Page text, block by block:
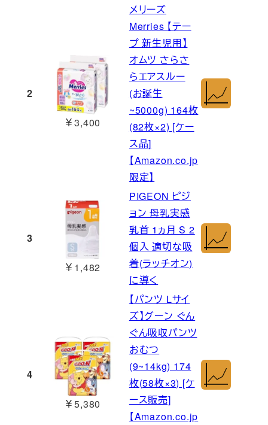
2
￥3,400
メリーズ
Merries 【テー
プ 新生児用】
オムツ さらさ
らエアスルー
(お誕生
~5000g) 164枚
(82枚×2) [ケー
ス品]
【Amazon.co.jp
限定】
3
￥1,482
PIGEON ピジ
ョン 母乳実感
乳首 1ヵ月 S 2
個入 適切な吸
着(ラッチオン)
に導く
4
￥5,380
【パンツ Lサイ
ズ】グーン ぐん
ぐん吸収パンツ
おむつ
(9~14kg) 174
枚(58枚×3) [ケ
ース販売]
【Amazon.co.jp